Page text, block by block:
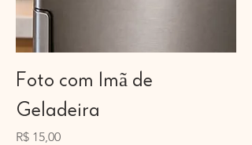
Foto com Imã de
Geladeira
Preço
R$ 15,00